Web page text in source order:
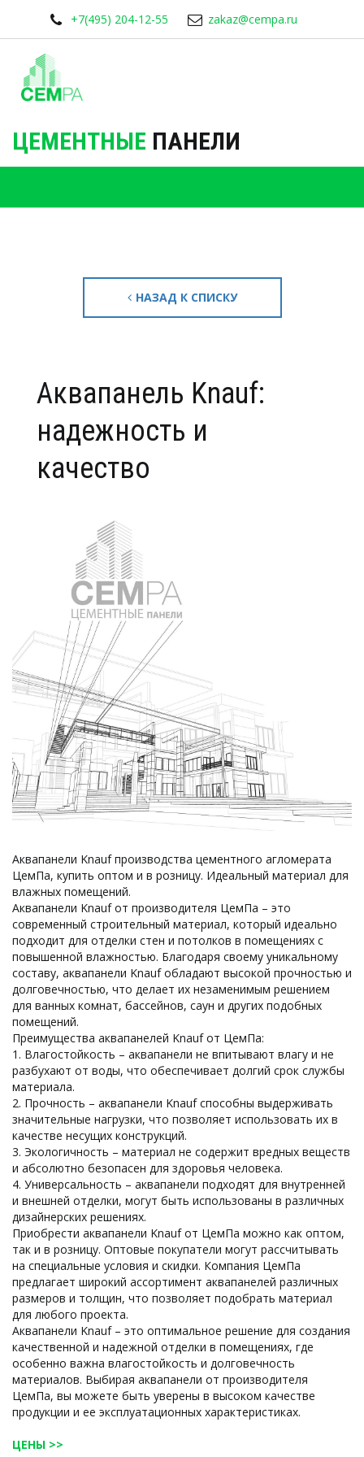
+7(495) 204-12-55 zakaz@cempa.ru
ЦЕМЕНТНЫЕ ПАНЕЛИ
НАЗАД К СПИСКУ
Аквапанель Knauf:
надежность и
качество
Аквапанели Knauf производства цементного агломерата
ЦемПа, купить оптом и в розницу. Идеальный материал для
влажных помещений.
Аквапанели Knauf от производителя ЦемПа – это
современный строительный материал, который идеально
подходит для отделки стен и потолков в помещениях с
повышенной влажностью. Благодаря своему уникальному
составу, аквапанели Knauf обладают высокой прочностью и
долговечностью, что делает их незаменимым решением
для ванных комнат, бассейнов, саун и других подобных
помещений.
Преимущества аквапанелей Knauf от ЦемПа:
1. Влагостойкость – аквапанели не впитывают влагу и не
разбухают от воды, что обеспечивает долгий срок службы
материала.
2. Прочность – аквапанели Knauf способны выдерживать
значительные нагрузки, что позволяет использовать их в
качестве несущих конструкций.
3. Экологичность – материал не содержит вредных веществ
и абсолютно безопасен для здоровья человека.
4. Универсальность – аквапанели подходят для внутренней
и внешней отделки, могут быть использованы в различных
дизайнерских решениях.
Приобрести аквапанели Knauf от ЦемПа можно как оптом,
так и в розницу. Оптовые покупатели могут рассчитывать
на специальные условия и скидки. Компания ЦемПа
предлагает широкий ассортимент аквапанелей различных
размеров и толщин, что позволяет подобрать материал
для любого проекта.
Аквапанели Knauf – это оптимальное решение для создания
качественной и надежной отделки в помещениях, где
особенно важна влагостойкость и долговечность
материалов. Выбирая аквапанели от производителя
ЦемПа, вы можете быть уверены в высоком качестве
продукции и ее эксплуатационных характеристиках.
ЦЕНЫ >>